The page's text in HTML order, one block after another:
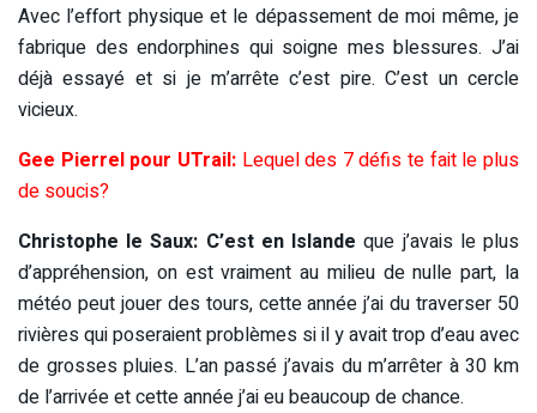
Avec l’effort physique et le dépassement de moi même, je
fabrique des endorphines qui soigne mes blessures. J’ai
déjà essayé et si je m’arrête c’est pire. C’est un cercle
vicieux.
Gee Pierrel pour UTrail:Lequel des 7 défis te fait le plus
de soucis?
Christophe le Saux: C’est en Islande que j’avais le plus
d’appréhension, on est vraiment au milieu de nulle part, la
météo peut jouer des tours, cette année j’ai du traverser 50
rivières qui poseraient problèmes si il y avait trop d’eau avec
de grosses pluies. L’an passé j’avais du m’arrêter à 30 km
de l’arrivée et cette année j’ai eu beaucoup de chance.